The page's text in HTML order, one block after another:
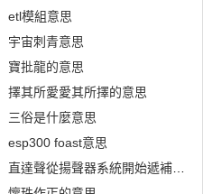
etl模組意思
宇宙刺青意思
寶批龍的意思
擇其所愛愛其所擇的意思
三俗是什麼意思
esp300 foast意思
直達聲從揚聲器系統開始遞補減是